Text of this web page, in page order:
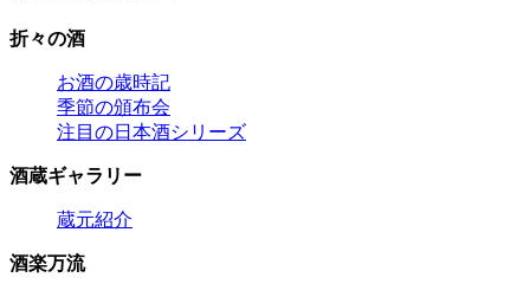
折々の酒
お酒の歳時記
季節の頒布会
注目の日本酒シリーズ
酒蔵ギャラリー
蔵元紹介
酒楽万流